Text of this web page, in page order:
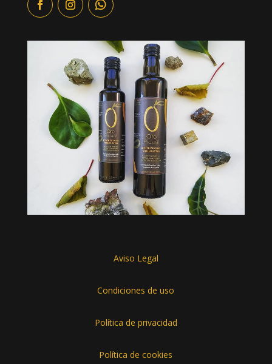
Aviso Legal
Condiciones de uso
Política de privacidad
Política de cookies